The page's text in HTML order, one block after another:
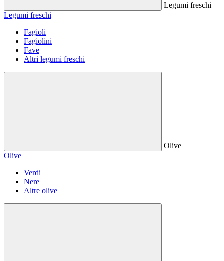
Legumi freschi
Legumi freschi
Fagioli
Fagiolini
Fave
Altri legumi freschi
Olive
Olive
Verdi
Nere
Altre olive